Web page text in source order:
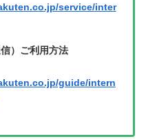
service/inter
）ご利用方法
guide/intern